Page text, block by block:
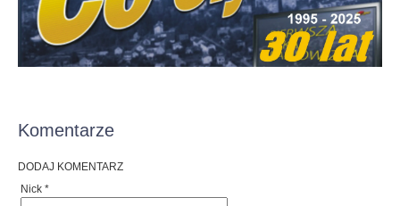
Komentarze
DODAJ KOMENTARZ
Nick *